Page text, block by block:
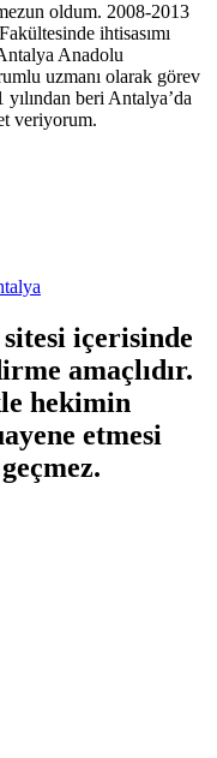
oldum. 2008-2013
ihtisasımı
Anadolu
uzmanı olarak görev
beri Antalya’da
veriyorum.
içerisinde
amaçlıdır.
hekimin
etmesi